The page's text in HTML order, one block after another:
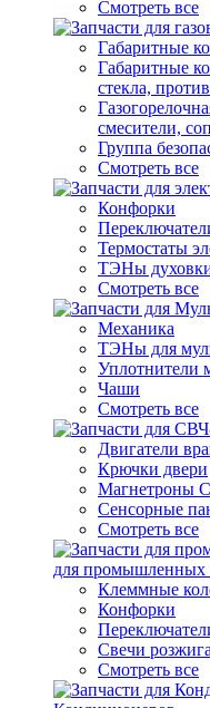
Смотреть все
Габаритные
Габаритные
стекла,
смесители,
Группа
Смотреть все
Конфорки
Термостаты
ТЭНы
Смотреть все
Механика
ТЭНы для
Уплотнители
Чаши
Смотреть все
Двигатели
Крючки двери
Магнетроны
Сенсорные
Смотреть все
для промышленных
Клеммные
Конфорки
Свечи розжига
Смотреть все